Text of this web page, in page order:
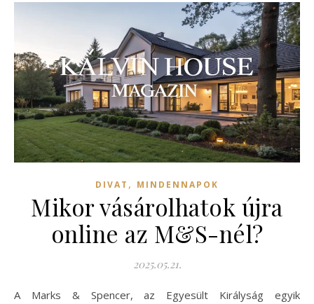
DIVAT , MINDENNAPOK
Mikor vásárolhatok újra
online az M&S-nél?
2025.05.21.
A Marks & Spencer, az Egyesült Királyság egyik